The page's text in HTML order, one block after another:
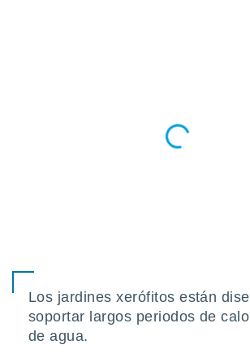
o acceder
datos
Los jardines xerófitos están
soportar largos periodos de
de agua.